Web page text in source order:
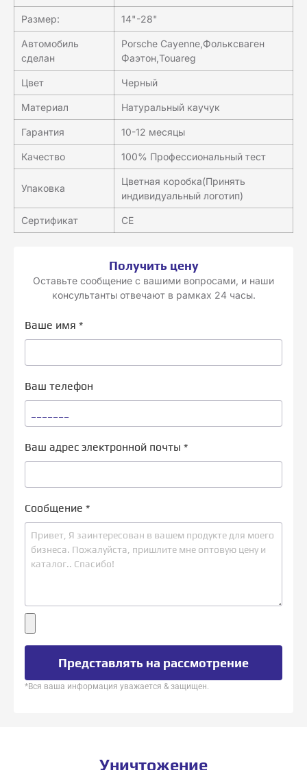
Размер: 14"-28"
Автомобиль
сделан
Porsche Cayenne,Фольксваген
Фаэтон,Touareg
Цвет Черный
Материал Натуральный каучук
Гарантия 10-12 месяцы
Качество 100% Профессиональный тест
Упаковка
Цветная коробка(Принять
индивидуальный логотип)
Сертификат CE
Получить цену
Оставьте сообщение с вашими вопросами, и наши
консультанты отвечают в рамках 24 часы.
Ваше имя *
Ваш телефон
Ваш адрес электронной почты *
Сообщение *
Представлять на рассмотрение
*Вся ваша информация уважается & защищен.
Уничтожение